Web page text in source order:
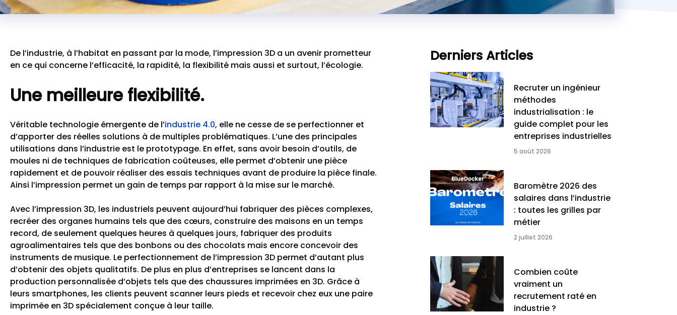
De l’industrie, à l’habitat en passant par la mode, l’impression 3D a un avenir prometteur
en ce qui concerne l’efficacité, la rapidité, la flexibilité mais aussi et surtout, l’écologie.
Une meilleure flexibilité.
Véritable technologie émergente de l’industrie 4.0, elle ne cesse de se perfectionner et
d’apporter des réelles solutions à de multiples problématiques. L’une des principales
utilisations dans l’industrie est le prototypage. En effet, sans avoir besoin d’outils, de
moules ni de techniques de fabrication coûteuses, elle permet d’obtenir une pièce
rapidement et de pouvoir réaliser des essais techniques avant de produire la pièce finale.
Ainsi l’impression permet un gain de temps par rapport à la mise sur le marché.
Avec l’impression 3D, les industriels peuvent aujourd’hui fabriquer des pièces complexes,
recréer des organes humains tels que des cœurs, construire des maisons en un temps
record, de seulement quelques heures à quelques jours, fabriquer des produits
agroalimentaires tels que des bonbons ou des chocolats mais encore concevoir des
instruments de musique. Le perfectionnement de l’impression 3D permet d’autant plus
d’obtenir des objets qualitatifs. De plus en plus d’entreprises se lancent dans la
production personnalisée d’objets tels que des chaussures imprimées en 3D. Grâce à
leurs smartphones, les clients peuvent scanner leurs pieds et recevoir chez eux une paire
imprimée en 3D spécialement conçue à leur taille.
Derniers Articles
Recruter un ingénieur
méthodes
industrialisation : le
guide complet pour les
entreprises industrielles
5 août 2026
Baromètre 2026 des
salaires dans l’industrie
: toutes les grilles par
métier
2 juillet 2026
Combien coûte
vraiment un
recrutement raté en
industrie ?